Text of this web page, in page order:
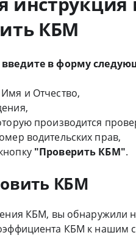
КБМ
в форму
и Отчество,
производится
водительских прав,
"Проверить КБМ".
КБМ
КБМ, вы обнаружили
КБМ к нашим